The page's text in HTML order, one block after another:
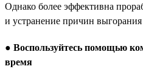
Однако более эффективна
и устранение причин
● Воспользуйтесь помощью
время